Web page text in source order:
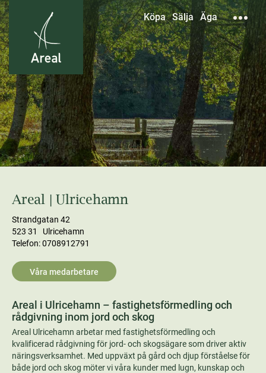
Köpa Sälja Äga
Areal | Ulricehamn
Strandgatan 42
523 31 Ulricehamn
Telefon: 0708912791
Våra medarbetare
Areal i Ulricehamn – fastighetsförmedling och
rådgivning inom jord och skog
Areal Ulricehamn arbetar med fastighetsförmedling och
kvalificerad rådgivning för jord- och skogsägare som driver aktiv
näringsverksamhet. Med uppväxt på gård och djup förståelse för
både jord och skog möter vi våra kunder med lugn, kunskap och